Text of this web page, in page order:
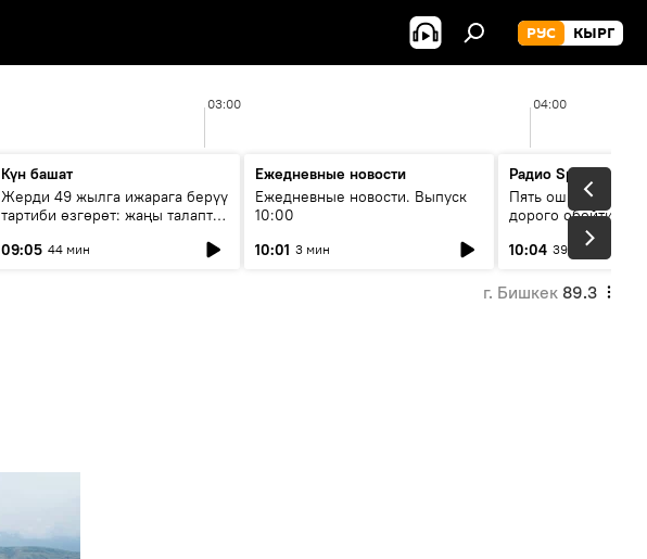
РУС КЫРГ
03:00 04:00
Күн башат
Жерди 49 жылга ижарага берүү
тартиби өзгөрөт: жаңы талаптар
09:05 44 мин
Ежедневные новости
Ежедневные новости. Выпуск
10:00
10:01 3 мин
Радио Sputnik
Пять ошибок
дорого обойтись
10:04 39 мин
г. Бишкек 89.3